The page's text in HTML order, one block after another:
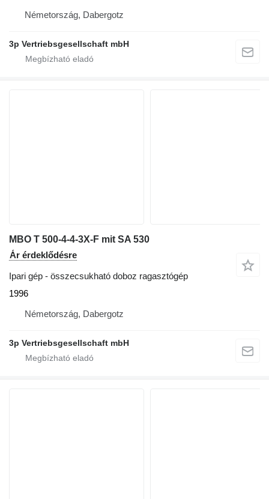
Németország, Dabergotz
3p Vertriebsgesellschaft mbH
MBO T 500-4-4-3X-F mit SA 530
Ár érdeklődésre
Ipari gép - összecsukható doboz ragasztógép
1996
Németország, Dabergotz
3p Vertriebsgesellschaft mbH